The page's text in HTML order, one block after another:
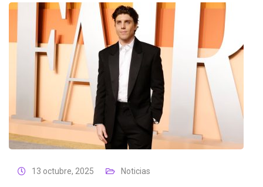
13 octubre, 2025 Noticias